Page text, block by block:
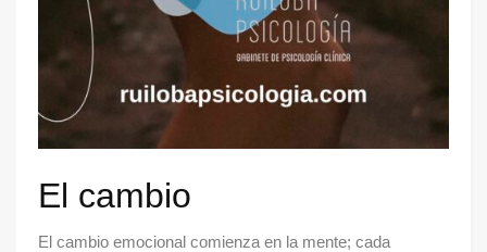
El cambio
El cambio emocional comienza en la mente; cada